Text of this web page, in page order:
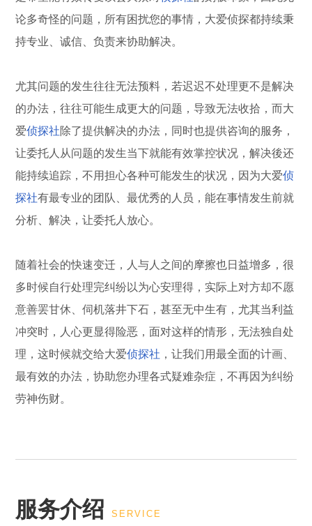
论多奇怪的问题，所有困扰您的事情，大爱侦探都持续秉
持专业、诚信、负责来协助解决。
尤其问题的发生往往无法预料，若迟迟不处理更不是解决
的办法，往往可能生成更大的问题，导致无法收拾，而大
爱侦探社除了提供解决的办法，同时也提供咨询的服务，
让委托人从问题的发生当下就能有效掌控状况，解决後还
能持续追踪，不用担心各种可能发生的状况，因为大爱侦
探社有最专业的团队、最优秀的人员，能在事情发生前就
分析、解决，让委托人放心。
随着社会的快速变迁，人与人之间的摩擦也日益增多，很
多时候自行处理完纠纷以为心安理得，实际上对方却不愿
意善罢甘休、伺机落井下石，甚至无中生有，尤其当利益
冲突时，人心更显得险恶，面对这样的情形，无法独自处
理，这时候就交给大爱侦探社 ，让我们用最全面的计画、
最有效的办法，协助您办理各式疑难杂症，不再因为纠纷
劳神伤财。
服务介绍 SERVICE